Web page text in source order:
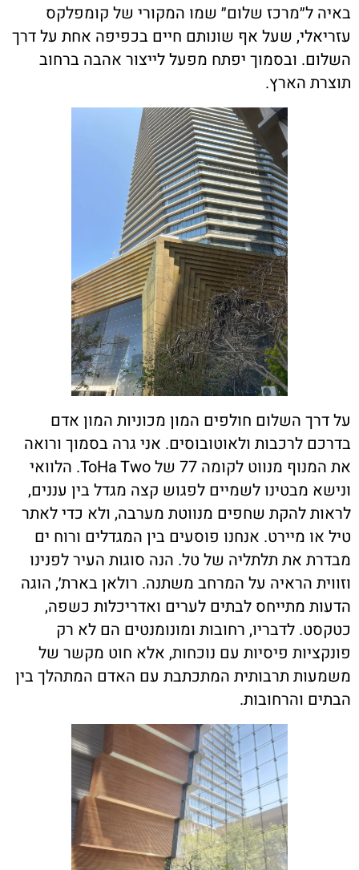
באיה ל״מרכז שלום״ שמו המקורי של קומפלקס
עזריאלי, שעל אף שונותם חיים בכפיפה אחת על דרך
השלום. ובסמוך יפתח מפעל לייצור אהבה ברחוב
תוצרת הארץ.
על דרך השלום חולפים המון מכוניות המון אדם
בדרכם לרכבות ולאוטובוסים. אני גרה בסמוך ורואה
את המנוף מנווט לקומה 77 של
ToHa Two. הלוואי
ונישא מבטינו לשמיים לפגוש קצה מגדל בין עננים,
לראות להקת שחפים מנווטת מערבה, ולא כדי לאתר
טיל או מיירט. אנחנו פוסעים בין המגדלים ורוח ים
מבדרת את תלתליה של טל. הנה סוגות העיר לפנינו
וזווית הראיה על המרחב משתנה. רולאן בארת׳, הוגה
הדעות מתייחס לבתים לערים ואדריכלות כשפה,
כטקסט. לדבריו, רחובות ומונומנטים הם לא רק
פונקציות פיסיות עם נוכחות, אלא חוט מקשר של
משמעות תרבותית המתכתבת עם האדם המתהלך בין
הבתים והרחובות.